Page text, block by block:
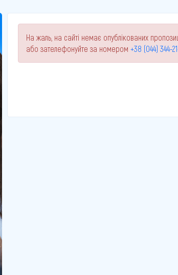
На жаль, на сайті немає опублікованих
або зателефонуйте за номером +38 (044) 344-